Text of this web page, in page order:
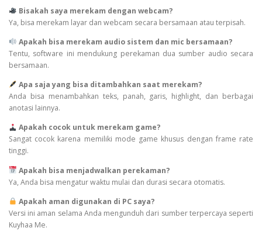
Bisakah saya merekam dengan webcam?
Ya, bisa merekam layar dan webcam secara bersamaan atau terpisah.
Apakah bisa merekam audio sistem dan mic bersamaan?
Tentu, software ini mendukung perekaman dua sumber audio secara
bersamaan.
Apa saja yang bisa ditambahkan saat merekam?
Anda bisa menambahkan teks, panah, garis, highlight, dan berbagai
anotasi lainnya.
Apakah cocok untuk merekam game?
Sangat cocok karena memiliki mode game khusus dengan frame rate
tinggi.
Apakah bisa menjadwalkan perekaman?
Ya, Anda bisa mengatur waktu mulai dan durasi secara otomatis.
Apakah aman digunakan di PC saya?
Versi ini aman selama Anda mengunduh dari sumber terpercaya seperti
Kuyhaa Me.